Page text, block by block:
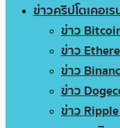
ข่าวคริปโตเคอเ
ข่าว
ข่าว
ข่าว
ข่าว
ข่าว